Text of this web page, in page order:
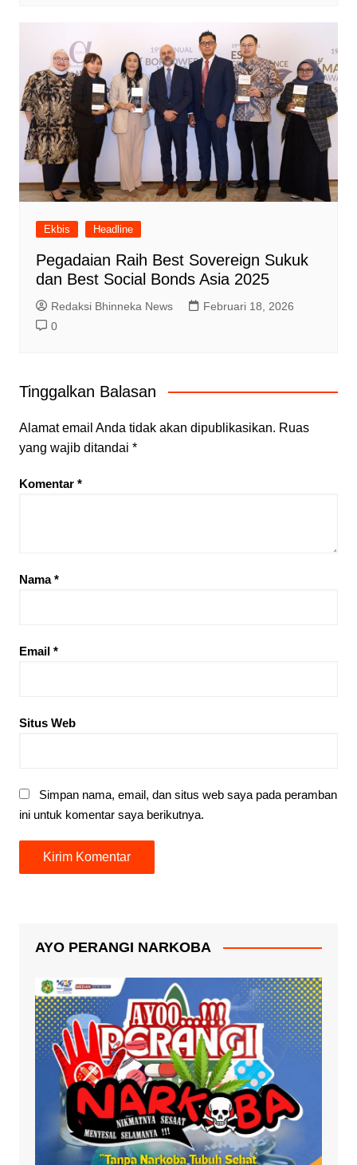
Ekbis Headline
Pegadaian Raih Best Sovereign Sukuk
dan Best Social Bonds Asia 2025
Redaksi Bhinneka News
Februari 18, 2026
0
Tinggalkan Balasan
Alamat email Anda tidak akan dipublikasikan. Ruas
yang wajib ditandai *
Komentar *
Nama*
Email *
Situs Web
Simpan nama, email, dan situs web saya pada peramban
ini untuk komentar saya berikutnya.
AYO PERANGI NARKOBA